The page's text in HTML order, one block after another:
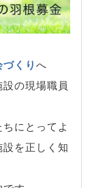
くりへ
の現場職員
にとってよ
を正しく知